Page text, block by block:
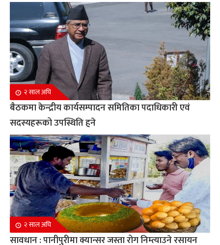
२ साल अघि
बैठकमा केन्द्रीय कार्यसम्पादन समितिका पदाधिकारी एवं
सदस्यहरूको उपस्थिति हुने
२ साल अघि
सावधान : पानीपुरीमा क्यान्सर जस्ता रोग निम्त्याउने रसायन